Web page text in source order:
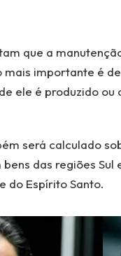
que a
importante é
ele é produzido
será calculado
das regiões Sul
do Espírito Santo.